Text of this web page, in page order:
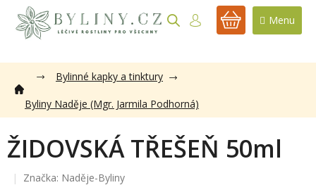
obsah
NÁKUPNÍ
Bylinné kapky a tinktury
Byliny Naděje (Mgr. Jarmila Podhorná)
ŽIDOVSKÁ TŘEŠEŇ 50ml
Značka: Naděje-Byliny